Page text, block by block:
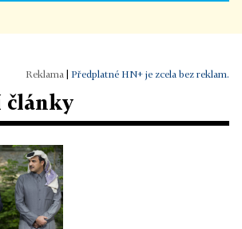
Předplatné HN+ je zcela bez reklam.
články